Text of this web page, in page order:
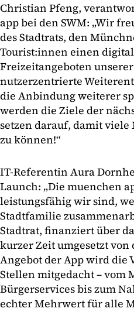
Christian Pfeng,
app bei den SWM: „Wir
des Stadtrats, den
Tourist:innen einen
Freizeitangeboten
nutzerzentrierte
die Anbindung weiterer
werden die Ziele der
setzen darauf, damit
zu können!“
IT-Referentin Aura
Launch: „Die muenchen
leistungsfähig wir sind,
Stadtfamilie
Stadtrat, finanziert über
kurzer Zeit umgesetzt von
Angebot der App wird die
Stellen mitgedacht – vom
Bürgerservices bis zum
echter Mehrwert für alle